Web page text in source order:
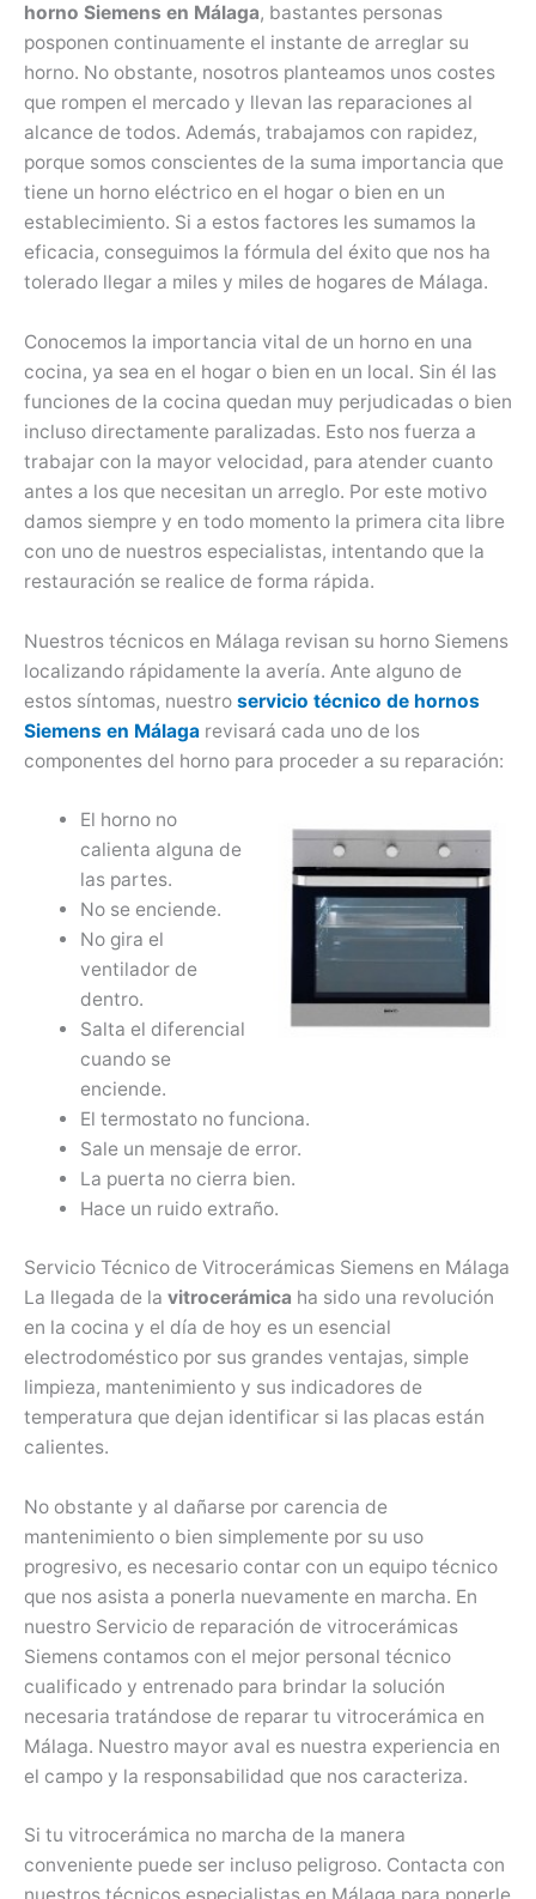
horno Siemens en Málaga, bastantes personas
posponen continuamente el instante de arreglar su
horno. No obstante, nosotros planteamos unos costes
que rompen el mercado y llevan las reparaciones al
alcance de todos. Además, trabajamos con rapidez,
porque somos conscientes de la suma importancia que
tiene un horno eléctrico en el hogar o bien en un
establecimiento. Si a estos factores les sumamos la
eficacia, conseguimos la fórmula del éxito que nos ha
tolerado llegar a miles y miles de hogares de Málaga.
Conocemos la importancia vital de un horno en una
cocina, ya sea en el hogar o bien en un local. Sin él las
funciones de la cocina quedan muy perjudicadas o bien
incluso directamente paralizadas. Esto nos fuerza a
trabajar con la mayor velocidad, para atender cuanto
antes a los que necesitan un arreglo. Por este motivo
damos siempre y en todo momento la primera cita libre
con uno de nuestros especialistas, intentando que la
restauración se realice de forma rápida.
Nuestros técnicos en Málaga revisan su horno Siemens
localizando rápidamente la avería. Ante alguno de
estos síntomas, nuestro servicio técnico de hornos
Siemens en Málaga revisará cada uno de los
componentes del horno para proceder a su reparación:
El horno no
calienta alguna de
las partes.
No se enciende.
No gira el
ventilador de
dentro.
Salta el diferencial
cuando se
enciende.
El termostato no funciona.
Sale un mensaje de error.
La puerta no cierra bien.
Hace un ruido extraño.
Servicio Técnico de Vitrocerámicas Siemens en Málaga
La llegada de la vitrocerámica ha sido una revolución
en la cocina y el día de hoy es un esencial
electrodoméstico por sus grandes ventajas, simple
limpieza, mantenimiento y sus indicadores de
temperatura que dejan identificar si las placas están
calientes.
No obstante y al dañarse por carencia de
mantenimiento o bien simplemente por su uso
progresivo, es necesario contar con un equipo técnico
que nos asista a ponerla nuevamente en marcha. En
nuestro Servicio de reparación de vitrocerámicas
Siemens contamos con el mejor personal técnico
cualificado y entrenado para brindar la solución
necesaria tratándose de reparar tu vitrocerámica en
Málaga. Nuestro mayor aval es nuestra experiencia en
el campo y la responsabilidad que nos caracteriza.
Si tu vitrocerámica no marcha de la manera
conveniente puede ser incluso peligroso. Contacta con